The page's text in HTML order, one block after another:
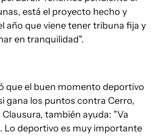
está el proyecto hecho y
año que viene tener tribuna fija y
en tranquilidad".
que el buen momento deportivo
gana los puntos contra Cerro,
también ayuda: "Va
Lo deportivo es muy importante